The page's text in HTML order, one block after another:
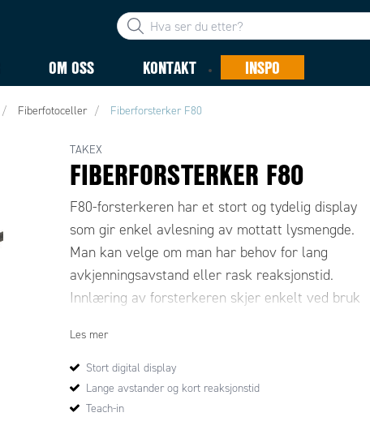
OM OSS KONTAKT INSPO
Fiberfotoceller Fiberforsterker F80
TAKEX
FIBERFORSTERKER F80
F80-forsterkeren har et stort og tydelig display
som gir enkel avlesning av mottatt lysmengde.
Man kan velge om man har behov for lang
avkjenningsavstand eller rask reaksjonstid.
Innlæring av forsterkeren skjer enkelt ved bruk
manuelle instillinger på forsterkeren.
Mål
Les mer
Stort digital display
Lange avstander og kort reaksjonstid
Teach-in